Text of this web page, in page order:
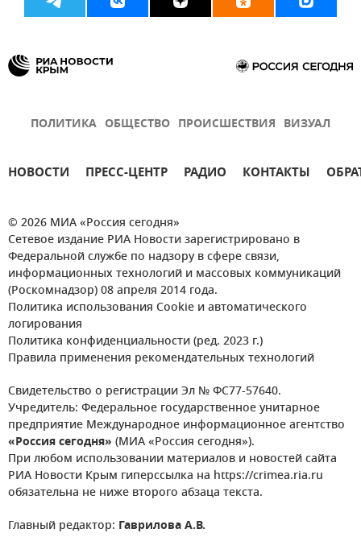
ПОЛИТИКА ОБЩЕСТВО ПРОИСШЕСТВИЯ ВИЗУАЛ
НОВОСТИ ПРЕСС-ЦЕНТР РАДИО КОНТАКТЫ
© 2026 МИА «Россия сегодня»
Сетевое издание РИА Новости зарегистрировано в
Федеральной службе по надзору в сфере связи,
информационных технологий и массовых коммуникаций
(Роскомнадзор) 08 апреля 2014 года.
Политика использования Cookie и автоматического
логирования
Политика конфиденциальности (ред. 2023 г.)
Правила применения рекомендательных технологий
Свидетельство о регистрации Эл № ФС77-57640.
Учредитель: Федеральное государственное унитарное
предприятие Международное информационное агентство
«Россия сегодня» (МИА «Россия сегодня»).
При любом использовании материалов и новостей сайта
РИА Новости Крым гиперссылка на https://crimea.ria.ru
обязательна не ниже второго абзаца текста.
Главный редактор: Гаврилова А.В.